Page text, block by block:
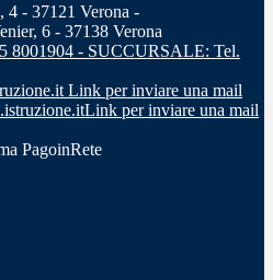
4 - 37121 Verona -
6 - 37138 Verona
8001904 - SUCCURSALE: Tel.
Link per inviare una mail
Link per inviare una mail
PagoinRete